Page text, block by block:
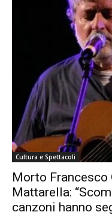
Cultura e Spettacoli
Morto Francesco
Mattarella:
canzoni hanno